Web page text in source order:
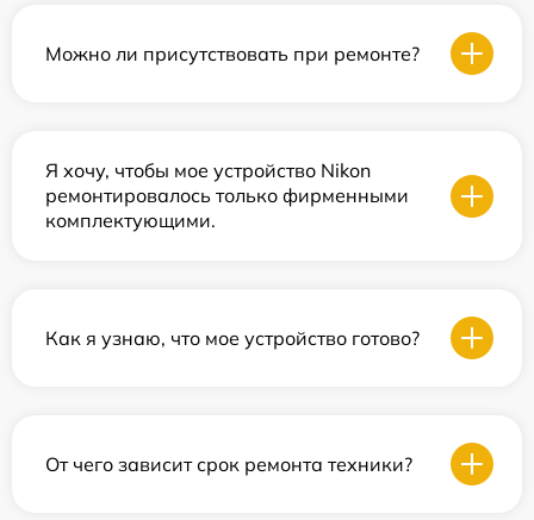
Можно ли присутствовать при ремонте?
Я хочу, чтобы мое устройство Nikon
ремонтировалось только фирменными
комплектующими.
Как я узнаю, что мое устройство готово?
От чего зависит срок ремонта техники?